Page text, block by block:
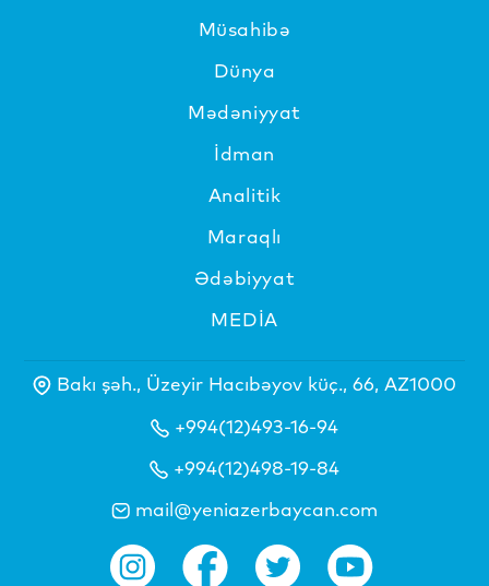
Müsahibə
Dünya
Mədəniyyat
İdman
Analitik
Maraqlı
Ədəbiyyat
MEDİA
Bakı şəh., Üzeyir Hacıbəyov küç., 66, AZ1000
+994(12)493-16-94
+994(12)498-19-84
mail@yeniazerbaycan.com